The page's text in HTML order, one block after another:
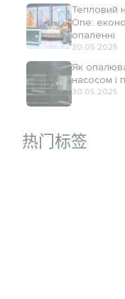
Тепловий
One:
опаленні
30.05.2025
Як
насосом і
30.05.2025
热门标签